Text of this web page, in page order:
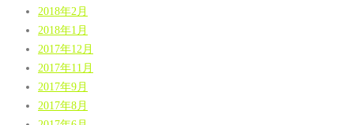
2018年2月
2018年1月
2017年12月
2017年11月
2017年9月
2017年8月